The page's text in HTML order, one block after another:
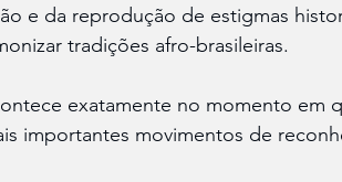
e da reprodução de estigmas
tradições afro-brasileiras.
exatamente no momento em
importantes movimentos de